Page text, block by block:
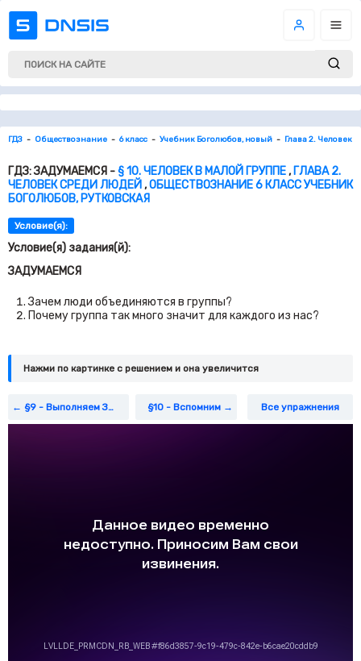
ГДЗ Обществознание 6 класс Учебник Боголюбов, новый Глава 2. Человек
ГДЗ: ЗАДУМАЕМСЯ -§ 10. ЧЕЛОВЕК В МАЛОЙ ГРУППЕ, ГЛАВА 2.
ЧЕЛОВЕК СРЕДИ ЛЮДЕЙ,ОБЩЕСТВОЗНАНИЕ 6 КЛАСС УЧЕБНИК
БОГОЛЮБОВ, РУТКОВСКАЯ
Условие(я):
Условие(я) задания(й):
ЗАДУМАЕМСЯ
Зачем люди объединяются в группы?
Почему группа так много значит для каждого из нас?
Нажми по картинке c решением и она увеличится
§9 - Выполняем Задания §10 - Вспомним Все упражнения